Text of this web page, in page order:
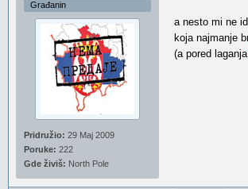
Građanin
Pridružio: 29 Maj 2009
Poruke: 222
Gde živiš: North Pole
a nesto mi ne
koja najmanje
(a pored laganja